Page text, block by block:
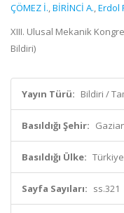
ÇÖMEZ İ.,BİRİNCİ A.,Erdol
XIII. Ulusal Mekanik
Bildiri)
Yayın Türü: Bildiri /
Basıldığı Şehir:
Basıldığı Ülke: Türkiye
Sayfa Sayıları: ss.321